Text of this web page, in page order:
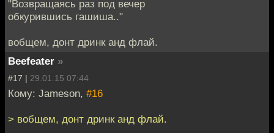
"Возвращаясь раз под вечер
обкурившись гашиша.."
вобщем, донт дринк анд флай.
Beefeater »
#17 | 29.01.15 07:44
Кому: Jameson, #16
> вобщем, донт дринк анд флай.